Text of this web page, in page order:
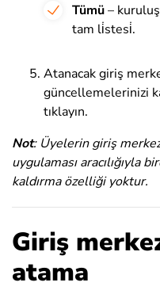
Tümü–
tam li̇stesi̇.
Atanacak giriş
güncellemelerinizi
tıklayın.
Not: Üyelerin giriş
uygulaması aracılığıyla
kaldırma özelliği yoktur.
Giriş
atama